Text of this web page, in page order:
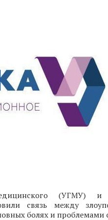
(УГМУ) и
связь между
болях и проблемами